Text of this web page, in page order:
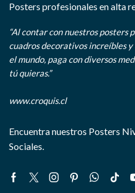
Posters profesionales en alta
“Al contar con nuestros posters
cuadros decorativos increíbles
el mundo, paga con diversos
tú quieras.”
www.croquis.cl
Encuentra nuestros Posters
Sociales.
Facebook
TwitterInstagram
PinterestWhatsapp
Tik-